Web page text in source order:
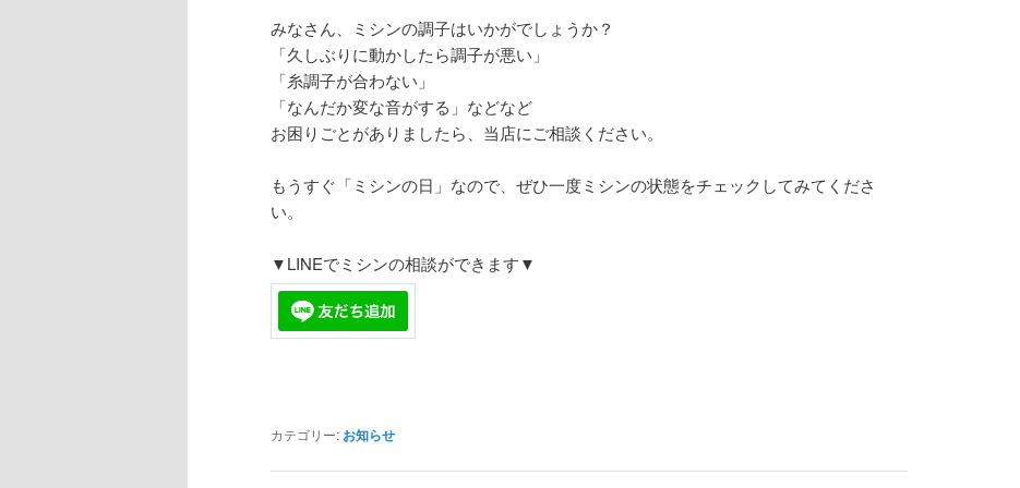
みなさん、ミシンの調子はいかがでしょうか？
「久しぶりに動かしたら調子が悪い」
「糸調子が合わない」
「なんだか変な音がする」などなど
お困りごとがありましたら、当店にご相談ください。
もうすぐ「ミシンの日」なので、ぜひ一度ミシンの状態をチェックしてみてくださ
い。
▼LINEでミシンの相談ができます▼
カテゴリー: お知らせ